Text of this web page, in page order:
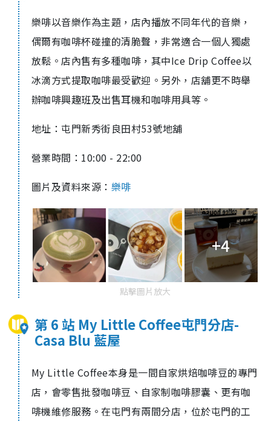
樂啡以音樂作為主題，店內播放不同年代的音樂，
偶爾有咖啡杯碰撞的清脆聲，非常適合一個人獨處
放鬆。店內售有多種咖啡，其中Ice Drip Coffee以
冰滴方式提取咖啡最受歡迎。另外，店舖更不時舉
辦咖啡興趣班及出售耳機和咖啡用具等。
地址：屯門新秀街良田村53號地舖
營業時間：10:00 - 22:00
圖片及資料來源： 樂啡
+4
點擊圖片放大
第 6 站 My Little Coffee屯門分店-
Casa Blu 藍屋
My Little Coffee本身是一間自家烘焙咖啡豆的專門
店，會零售批發咖啡豆、自家制咖啡膠囊、更有咖
啡機維修服務。在屯門有兩間分店，位於屯門的工